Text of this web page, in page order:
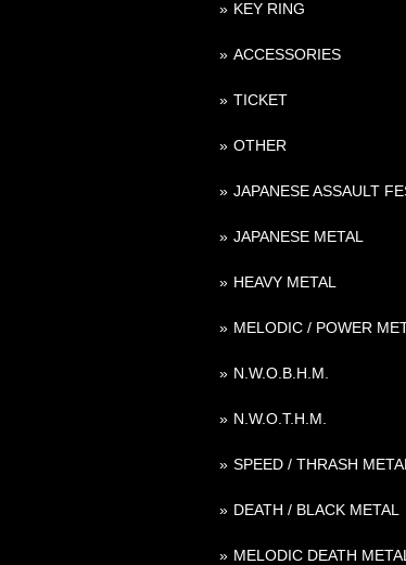
KEY RING
ACCESSORIES
TICKET
OTHER
JAPANESE ASSAULT
JAPANESE METAL
HEAVY METAL
MELODIC / POWER
N.W.O.B.H.M.
N.W.O.T.H.M.
SPEED / THRASH METAL
DEATH / BLACK METAL
MELODIC DEATH METAL